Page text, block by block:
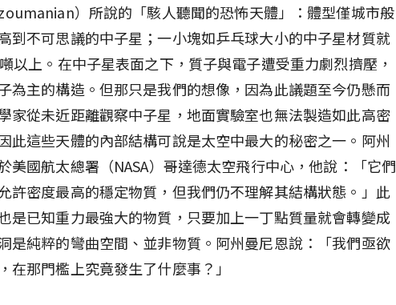
）所說的「駭人聽聞的恐怖天體」：體型僅城市般
到不可思議的中子星；一小塊如乒乓球大小的中子星材質就
以上。在中子星表面之下，質子與電子遭受重力劇烈擠壓，
為主的構造。但那只是我們的想像，因為此議題至今仍懸而
家從未近距離觀察中子星，地面實驗室也無法製造如此高密
此這些天體的內部結構可說是太空中最大的秘密之一。阿州
美國航太總署（NASA）哥達德太空飛行中心，他說：「它們
許密度最高的穩定物質，但我們仍不理解其結構狀態。」此
是已知重力最強大的物質，只要加上一丁點質量就會轉變成
是純粹的彎曲空間、並非物質。阿州曼尼恩說：「我們亟欲
在那門檻上究竟發生了什麼事？」